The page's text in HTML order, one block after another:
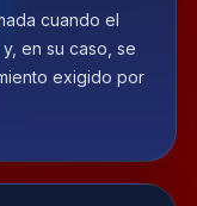
cuando el
en su caso, se
exigido por